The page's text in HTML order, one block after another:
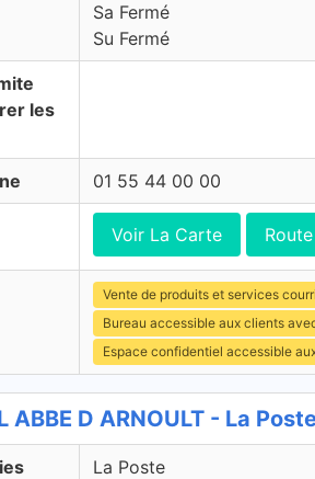
Sa Fermé
Su Fermé
les
01 55 44 00 00
Voir La Carte Route
Vente de produits et services
Bureau accessible aux clients
Espace confidentiel accessible
ABBE D ARNOULT - La
La Poste